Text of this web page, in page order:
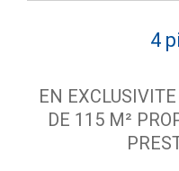
4
EN
DE 115 M²